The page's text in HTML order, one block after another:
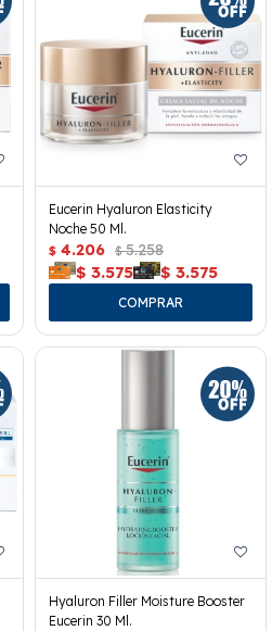
Eucerin Hyaluron Elasticity
Noche 50 Ml.
$ 4.206 $ 5.258
$ 3.575 $ 3.575
Hyaluron Filler Moisture Booster
Eucerin 30 Ml.